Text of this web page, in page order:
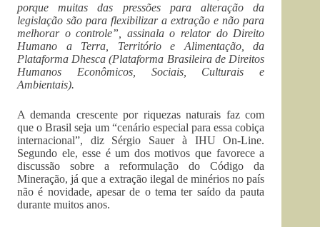
porque muitas das pressões para alteração da
legislação são para flexibilizar a extração e não para
melhorar o controle”, assinala o relator do Direito
Humano a Terra, Território e Alimentação, da
Plataforma Dhesca (Plataforma Brasileira de Direitos
Humanos Econômicos, Sociais, Culturais e
Ambientais).
A demanda crescente por riquezas naturais faz com
que o Brasil seja um “cenário especial para essa cobiça
internacional”, diz Sérgio Sauer à IHU On-Line.
Segundo ele, esse é um dos motivos que favorece a
discussão sobre a reformulação do Código da
Mineração, já que a extração ilegal de minérios no país
não é novidade, apesar de o tema ter saído da pauta
durante muitos anos.